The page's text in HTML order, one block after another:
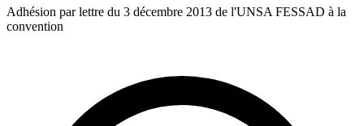
Adhésion par lettre du 3 décembre 2013 de l'UNSA FESSAD à la
convention